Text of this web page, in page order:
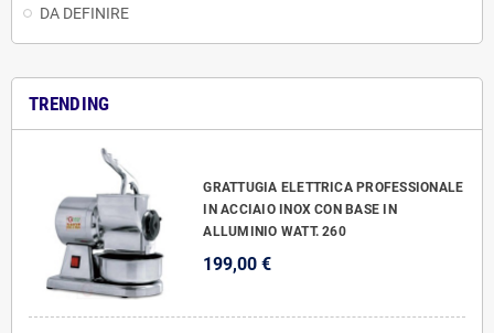
DA DEFINIRE
TRENDING
GRATTUGIA ELETTRICA PROFESSIONALE
IN ACCIAIO INOX CON BASE IN
ALLUMINIO WATT. 260
199,00 €